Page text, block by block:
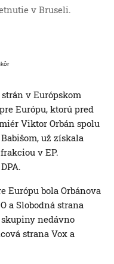
v Bruseli.
v Európskom
Európu, ktorú pred
Viktor Orbán spolu
už získala
v EP.
bola Orbánova
a Slobodná strana
skupiny nedávno
strana Vox a